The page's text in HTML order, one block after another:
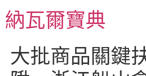
至
主納瓦爾寶典
大批商品關鍵